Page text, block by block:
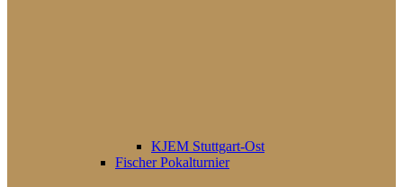
KJEM Stuttgart-Ost
Fischer Pokalturnier